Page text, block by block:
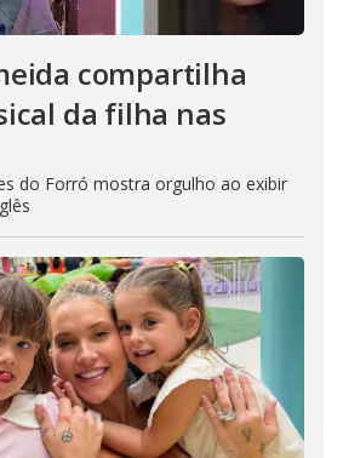
compartilha
da filha nas
do Forró mostra orgulho ao exibir